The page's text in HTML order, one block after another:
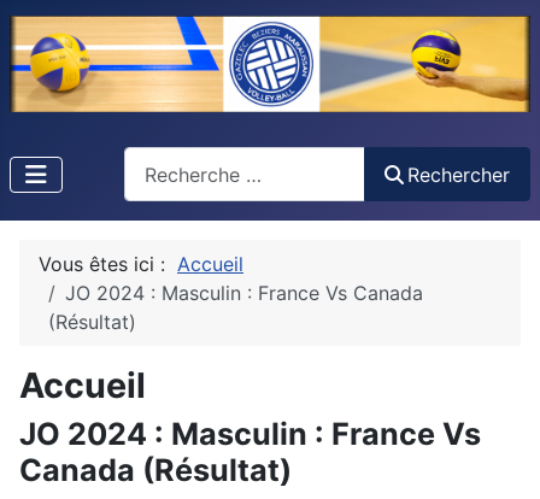
Rechercher
Vous êtes ici : Accueil
JO 2024 : Masculin : France Vs Canada
(Résultat)
Accueil
JO 2024 : Masculin : France Vs
Canada (Résultat)